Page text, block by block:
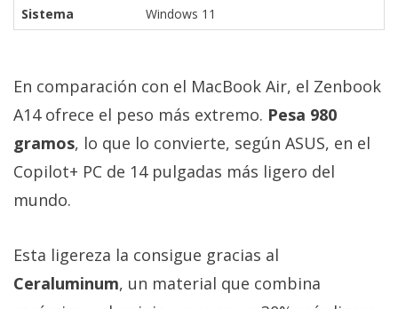
Sistema
Windows 11
En comparación con el MacBook Air, el Zenbook
A14 ofrece el peso más extremo. Pesa 980
gramos, lo que lo convierte, según ASUS, en el
Copilot+ PC de 14 pulgadas más ligero del
mundo.
Esta ligereza la consigue gracias al
Ceraluminum, un material que combina